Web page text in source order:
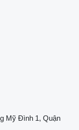
Mỹ Đình 1, Quận